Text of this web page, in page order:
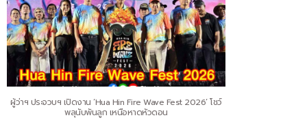
ผู้ว่าฯ ประจวบฯ เปิดงาน ‘Hua Hin Fire Wave Fest 2026’ โชว์
พลุนับพันลูก เหนือหาดหัวดอน